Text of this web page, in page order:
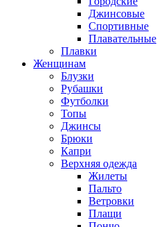
Джинсовые
Спортивные
Плавательные
Плавки
Женщинам
Блузки
Рубашки
Футболки
Топы
Джинсы
Брюки
Капри
Верхняя одежда
Жилеты
Пальто
Ветровки
Плащи